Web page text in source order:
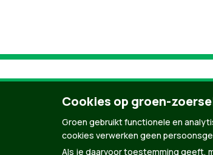
Cookies op groen-
Groen gebruikt functionele en
cookies verwerken geen
Als je daarvoor toestemming geeft,